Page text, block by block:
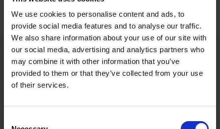
We use cookies to personalise content and ads, to
provide social media features and to analyse our traffic.
We also share information about your use of our site with
our social media, advertising and analytics partners who
may combine it with other information that you’ve
provided to them or that they’ve collected from your use
of their services.
Familienzimmer
Gitterbett und Baybpaket (Bei Belegung mit
Kindern von 0 bis 3 Jahren)
Hochstühle für den Essbereich
Kindermenüs
Malsets mit Stiften am Tisch
Kostenlose Teilnahme am geprüften Kinder- und